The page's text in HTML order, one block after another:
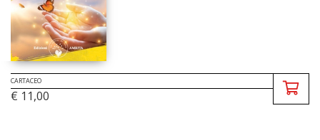
CARTACEO
€ 11,00